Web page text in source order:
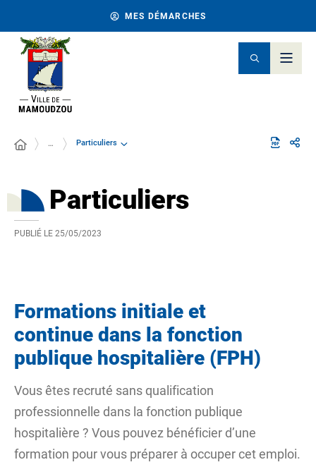
MES DÉMARCHES
… Particuliers
Particuliers
PUBLIÉ LE 25/05/2023
Formations initiale et
continue dans la fonction
publique hospitalière (FPH)
Vous êtes recruté sans qualification
professionnelle dans la fonction publique
hospitalière ? Vous pouvez bénéficier d’une
formation pour vous préparer à occuper cet emploi.